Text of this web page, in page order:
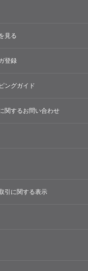
見る
登録
ングガイド
関するお問い合わせ
引に関する表示